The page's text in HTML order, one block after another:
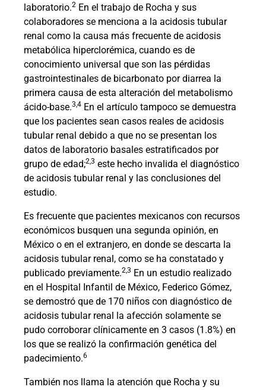
laboratorio.2 En el trabajo de Rocha y sus
colaboradores se menciona a la acidosis tubular
renal como la causa más frecuente de acidosis
metabólica hiperclorémica, cuando es de
conocimiento universal que son las pérdidas
gastrointestinales de bicarbonato por diarrea la
primera causa de esta alteración del metabolismo
ácido-base.3,4 En el artículo tampoco se demuestra
que los pacientes sean casos reales de acidosis
tubular renal debido a que no se presentan los
datos de laboratorio basales estratificados por
grupo de edad;2,3 este hecho invalida el diagnóstico
de acidosis tubular renal y las conclusiones del
estudio.
Es frecuente que pacientes mexicanos con recursos
económicos busquen una segunda opinión, en
México o en el extranjero, en donde se descarta la
acidosis tubular renal, como se ha constatado y
publicado previamente.2,3 En un estudio realizado
en el Hospital Infantil de México, Federico Gómez,
se demostró que de 170 niños con diagnóstico de
acidosis tubular renal la afección solamente se
pudo corroborar clínicamente en 3 casos (1.8%) en
los que se realizó la confirmación genética del
padecimiento.6
También nos llama la atención que Rocha y su